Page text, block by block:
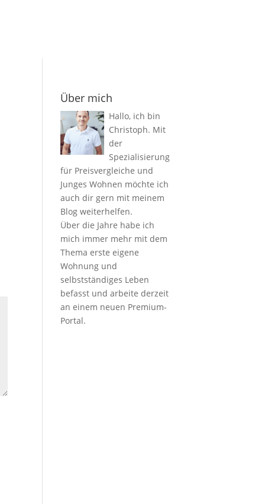
Über mich
Hallo, ich bin
Christoph. Mit
der
Spezialisierung
für Preisvergleiche und
Junges Wohnen möchte ich
auch dir gern mit meinem
Blog weiterhelfen.
Über die Jahre habe ich
mich immer mehr mit dem
Thema erste eigene
Wohnung und
selbstständiges Leben
befasst und arbeite derzeit
an einem neuen Premium-
Portal.